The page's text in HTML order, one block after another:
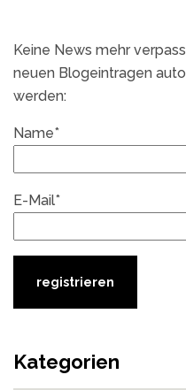
Keine News mehr
neuen Blogeintragen
werden:
Name*
E-Mail*
Kategorien